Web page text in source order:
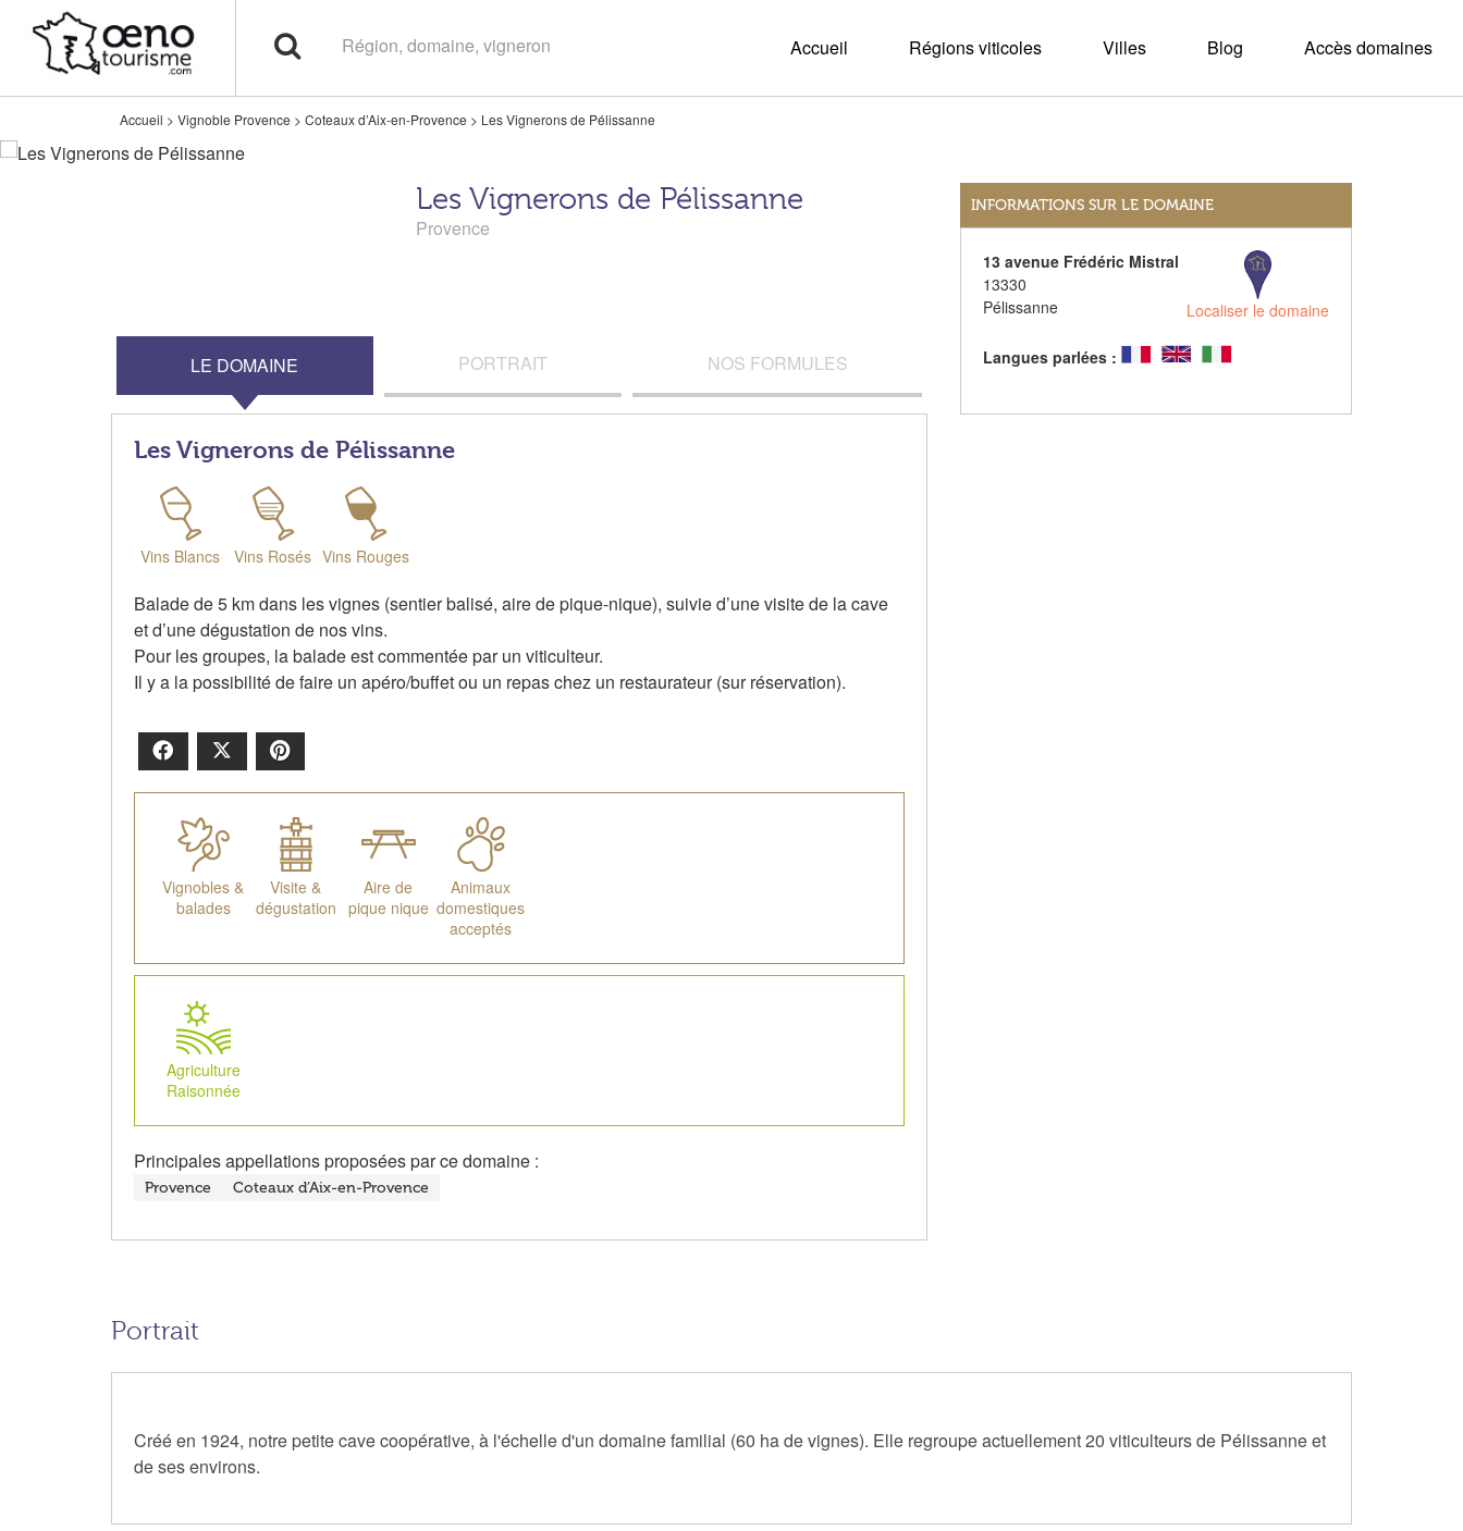
Accueil Régions viticoles Villes Blog Accès domaines
Accueil > Vignoble Provence > Coteaux d’Aix-en-Provence > Les Vignerons de Pélissanne
Les Vignerons de Pélissanne
Provence
LE DOMAINE PORTRAIT NOS FORMULES
Les Vignerons de Pélissanne
Vins Blancs Vins Rosés Vins Rouges
Balade de 5 km dans les vignes (sentier balisé, aire de pique-nique), suivie d’une visite de la cave
et d’une dégustation de nos vins.
Pour les groupes, la balade est commentée par un viticulteur.
Il y a la possibilité de faire un apéro/buffet ou un repas chez un restaurateur (sur réservation).
Facebook
Vignobles &
balades
Visite &
dégustation
Aire de
pique nique
Animaux
domestiques
acceptés
Agriculture
Raisonnée
Principales appellations proposées par ce domaine :
Provence Coteaux d’Aix-en-Provence
INFORMATIONS SUR LE DOMAINE
13 avenue Frédéric Mistral
13330
Pélissanne
Localiser le domaine
Langues parlées :
Portrait
Créé en 1924, notre petite cave coopérative, à l'échelle d'un domaine familial (60 ha de vignes). Elle regroupe actuellement 20 viticulteurs de Pélissanne et
de ses environs.